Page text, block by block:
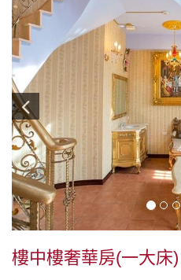
樓中樓奢華房(一大床)